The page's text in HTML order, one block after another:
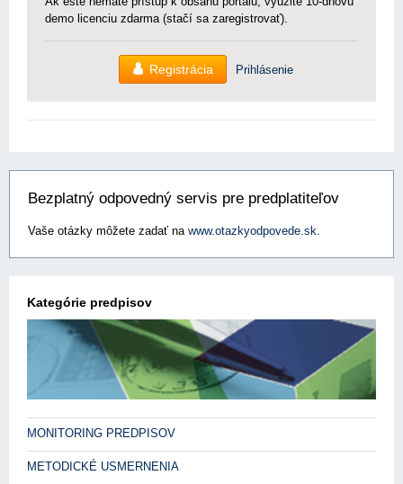
demo licenciu zdarma (stačí sa zaregistrovať).
Registrácia Prihlásenie
Bezplatný odpovedný servis pre predplatiteľov
Vaše otázky môžete zadať na www.otazkyodpovede.sk.
Kategórie predpisov
MONITORING PREDPISOV
METODICKÉ USMERNENIA